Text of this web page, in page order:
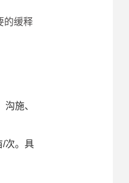
的缓释
施、
/次。具